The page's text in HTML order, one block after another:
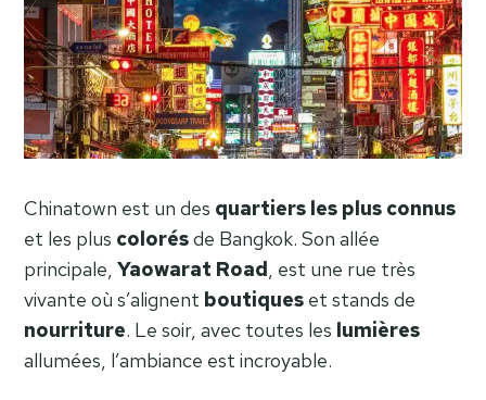
Chinatown est un des quartiers les plus connus
et les plus colorésde Bangkok. Son allée
principale, Yaowarat Road, est une rue très
vivante où s’alignent boutiques et stands de
nourriture. Le soir, avec toutes les lumières
allumées, l’ambiance est incroyable.